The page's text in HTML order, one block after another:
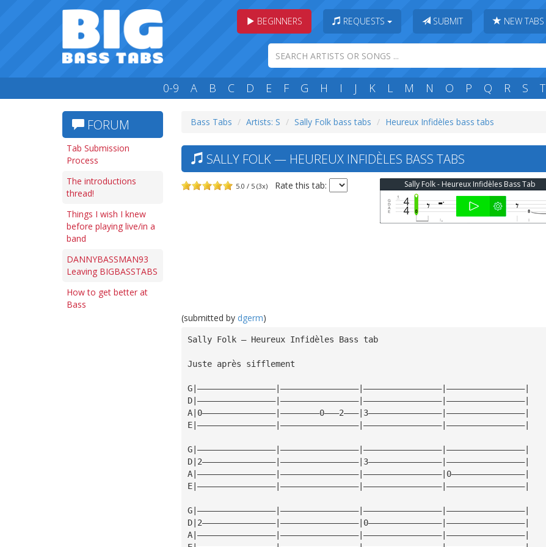
BEGINNERS REQUESTS SUBMIT NEW TABS
0-9 A B C D E F G H I J K L M N O P Q R S T
FORUM
Tab Submission
Process
The introductions
thread!
Things I wish I knew
before playing live/in a
band
DANNYBASSMAN93
Leaving BIGBASSTABS
How to get better at
Bass
Bass Tabs Artists: S Sally Folk bass tabs Heureux Infidèles bass tabs
SALLY FOLK — HEUREUX INFIDÈLES BASS TABS
5.0 / 5 (3x) Rate this tab: Sally Folk - Heureux Infidèles Bass Tab
(submitted by dgerm)
﻿Sally Folk – Heureux Infidèles Bass tab
Juste après sifflement
G|————————————————|————————————————|————————————————|————————————————|
D|————————————————|————————————————|————————————————|————————————————|
A|0———————————————|————————0———2———|3———————————————|————————————————|
E|————————————————|————————————————|————————————————|————————————————|
G|————————————————|————————————————|————————————————|————————————————|
D|2———————————————|————————————————|3———————————————|————————————————|
A|————————————————|————————————————|————————————————|0———————————————|
E|————————————————|————————————————|————————————————|————————————————|
G|————————————————|————————————————|————————————————|————————————————|
D|2———————————————|————————————————|0———————————————|————————————————|
A|————————————————|————————————————|————————————————|————————————————|